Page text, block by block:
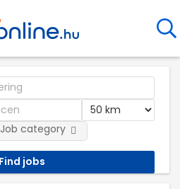
Job category